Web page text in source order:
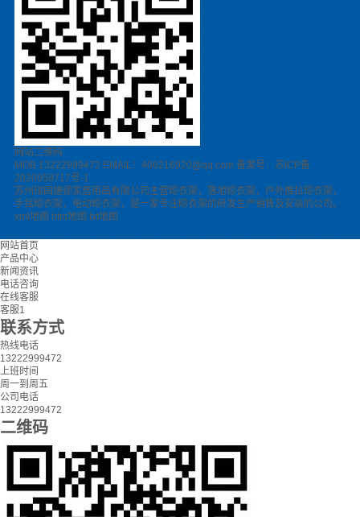
网站二维码
MOB:13222999472 EMAIL：406216920@qq.com 备案号：苏ICP备
2020058717号-1
苏州瑞固捷德家居用品有限公司主营晾衣架， 落地晾衣架 ， 户外推拉晾衣架，
手摇晾衣架， 电动晾衣架 ，是一家专注晾衣架的研发生产销售及安装的公司。
xml地图 htm地图 txt地图
网站首页
产品中心
新闻资讯
电话咨询
在线客服
客服1
联系方式
热线电话
13222999472
上班时间
周一到周五
公司电话
13222999472
二维码